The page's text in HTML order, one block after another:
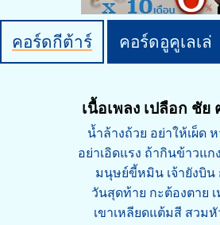
คอร์ดกีต้าร์ คอร์ดอูคูเลเล่
เนื้อเพลง เปลือก ชัย
น้ำล้างถ้วย อย่าให้เผ็ด
อย่าเอิดแรง ถ้ากินข้าวแก
มนุษย์ขี้หมิน เจ้ายังบิน
วันสุดท้าย กะต้องตาย
เขาเหลียดแต้มสี สวม